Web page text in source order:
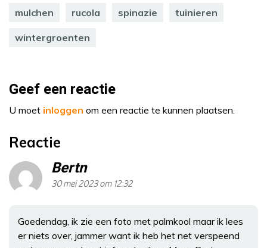
mulchen rucola spinazie tuinieren
wintergroenten
Geef een reactie
U moet inloggen om een reactie te kunnen plaatsen.
Reactie
Bertn
30 mei 2023 om 12:32
Goedendag, ik zie een foto met palmkool maar ik lees
er niets over, jammer want ik heb het net verspeend